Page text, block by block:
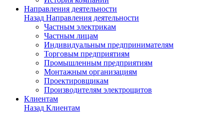
Направления деятельности
Назад Направления деятельности
Частным электрикам
Частным лицам
Индивидуальным предпринимателям
Торговым предприятиям
Промышленным предприятиям
Монтажным организациям
Проектировщикам
Производителям электрощитов
Клиентам
Назад Клиентам